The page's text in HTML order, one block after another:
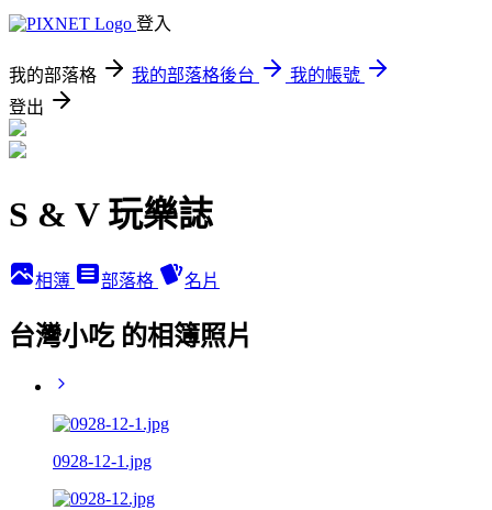
登入
我的部落格 我的部落格後台
我的帳號
登出
S & V 玩樂誌
相簿 部落格 名片
台灣小吃 的相簿照片
0928-12-1.jpg